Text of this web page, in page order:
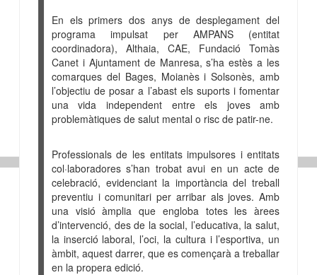
En els primers dos anys de desplegament del
programa impulsat per AMPANS (entitat
coordinadora), Althaia, CAE, Fundació Tomàs
Canet i Ajuntament de Manresa, s’ha estès a les
comarques del Bages, Moianès i Solsonès, amb
l’objectiu de posar a l’abast els suports i fomentar
una vida independent entre els joves amb
problemàtiques de salut mental o risc de patir-ne.
Professionals de les entitats impulsores i entitats
col·laboradores s’han trobat avui en un acte de
celebració, evidenciant la importància del treball
preventiu i comunitari per arribar als joves. Amb
una visió àmplia que engloba totes les àrees
d’intervenció, des de la social, l’educativa, la salut,
la inserció laboral, l’oci, la cultura i l’esportiva, un
àmbit, aquest darrer, que es començarà a treballar
en la propera edició.